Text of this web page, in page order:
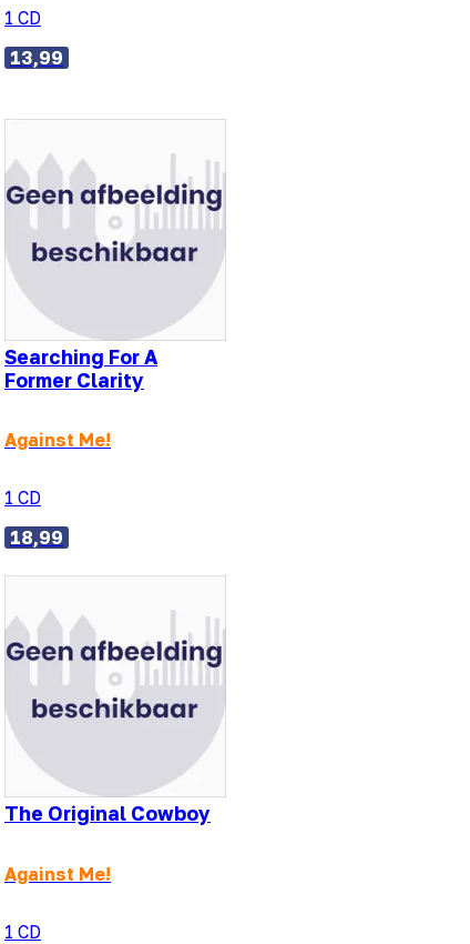
1 CD
13,99
Searching For A
Former Clarity
Against Me!
1 CD
18,99
The Original Cowboy
Against Me!
1 CD